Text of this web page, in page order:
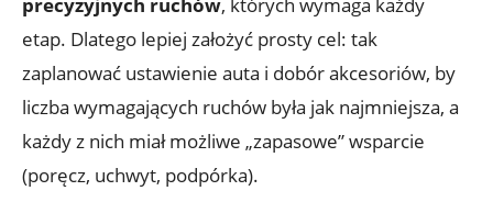
etap. Dlatego lepiej założyć prosty cel: tak
zaplanować ustawienie auta i dobór akcesoriów, by
liczba wymagających ruchów była jak najmniejsza, a
każdy z nich miał możliwe „zapasowe” wsparcie
(poręcz, uchwyt, podpórka).